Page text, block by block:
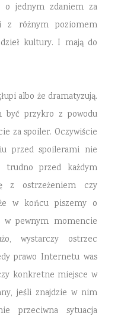
o jednym zdaniem za
różnym poziomem
kultury. I mają do
albo że dramatyzują.
przykro z powodu
za spoiler. Oczywiście
przed spoilerami nie
trudno przed każdym
z ostrzeżeniem czy
w końcu piszemy o
pewnym momencie
wystarczy ostrzec
prawo Internetu was
konkretne miejsce w
jeśli znajdzie w nim
przeciwna sytuacja